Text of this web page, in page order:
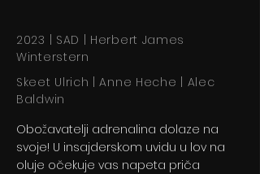
2023 | SAD | Herbert James
Winterstern
Skeet Ulrich | Anne Heche | Alec
Baldwin
Obožavatelji adrenalina dolaze na
svoje! U insajderskom uvidu u lov na
oluje očekuje vas napeta priča